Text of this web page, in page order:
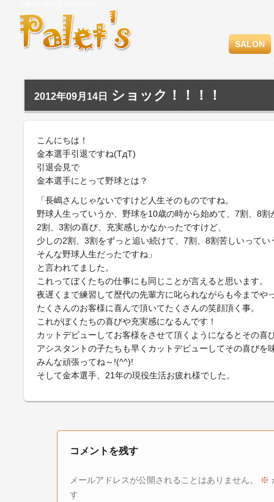
SALON
2012年09月14日 ショック！！！！
こんにちは！
金本選手引退ですね(TдT)
引退会見で
金本選手にとって野球とは？
「長嶋さんじゃないですけど人生そのものですね。
野球人生っていうか、野球を10歳の時から始めて、7割、8割
2割、3割の喜び、充実感しかなかったですけど、
少しの2割、3割をずっと追い続けて、7割、8割苦しいってい
そんな野球人生だったですね」
と言われてました。
これってぼくたちの仕事にも同じことが言えると思います。
夜遅くまで練習して歴代の先輩方に叱られながらも今までや
たくさんのお客様に喜んで頂いてたくさんの笑顔頂く事。
これがぼくたちの喜びや充実感になるんです！
カットデビューしてお客様をさせて頂くようになるとその喜
アシスタントの子たちも早くカットデビューしてその喜びを
みんな頑張ってね～!(^^)!
そして金本選手、21年の現役生活お疲れ様でした。
コメントを残す
メールアドレスが公開されることはありません。 ※
す